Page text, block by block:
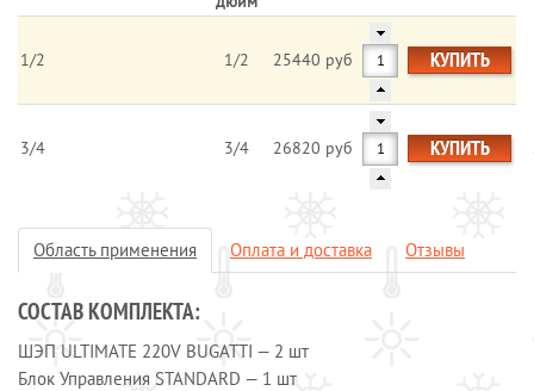
Обогрев грунта
Отопление и водоснабжение
КОНТАКТЫ
1/2 1/2 25440 руб КУПИТЬ
3/4 3/4 26820 руб КУПИТЬ
Область применения Оплата и доставка Отзывы
СОСТАВ КОМПЛЕКТА:
ШЭП ULTIMATE 220V BUGATTI — 2 шт
Блок Управления STANDARD — 1 шт